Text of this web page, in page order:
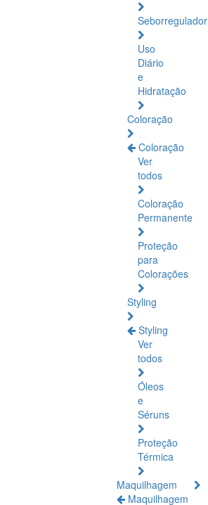
Seborregulador
Uso
Diário
e
Hidratação
Coloração
Coloração
Ver
todos
Coloração
Permanente
Proteção
para
Colorações
Styling
Styling
Ver
todos
Óleos
e
Séruns
Proteção
Térmica
Maquilhagem
Maquilhagem